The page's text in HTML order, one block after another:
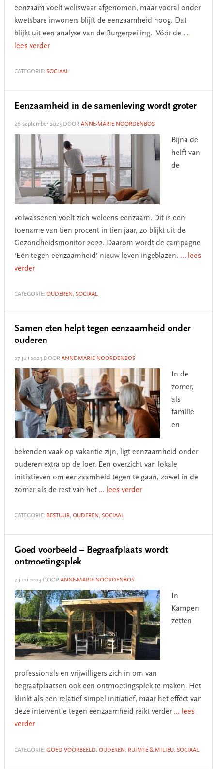
eenzaam voelt weliswaar afgenomen, maar vooral onder
kwetsbare inwoners blijft de eenzaamheid hoog. Dat
blijkt uit een analyse van de Burgerpeiling. Vóór de ...
lees verder
CATEGORIE: SOCIAAL
Eenzaamheid in de samenleving wordt groter
26 september 2023DOOR ANNE-MARIE NOORDENBOS
Bijna de
helft van
de
volwassenen voelt zich weleens eenzaam. Dit is een
toename van tien procent in tien jaar, zo blijkt uit de
Gezondheidsmonitor 2022. Daarom wordt de campagne
‘Eén tegen eenzaamheid’ nieuw leven ingeblazen. ... lees
verder
CATEGORIE: OUDEREN , SOCIAAL
Samen eten helpt tegen eenzaamheid onder
ouderen
27 juli 2023DOOR ANNE-MARIE NOORDENBOS
In de
zomer,
als
familie
en
bekenden vaak op vakantie zijn, ligt eenzaamheid onder
ouderen extra op de loer. Een overzicht van lokale
initiatieven om eenzaamheid tegen te gaan, zowel in de
zomer als de rest van het ... lees verder
CATEGORIE: BESTUUR, OUDEREN , SOCIAAL
Goed voorbeeld – Begraafplaats wordt
ontmoetingsplek
7 juni 2023DOOR ANNE-MARIE NOORDENBOS
In
Kampen
zetten
professionals en vrijwilligers zich in om van
begraafplaatsen ook een ontmoetingsplek te maken. Het
klinkt als een relatief simpel initiatief, maar het effect van
deze interventie tegen eenzaamheid reikt verder ... lees
verder
CATEGORIE: GOED VOORBEELD, OUDEREN , RUIMTE & MILIEU, SOCIAAL